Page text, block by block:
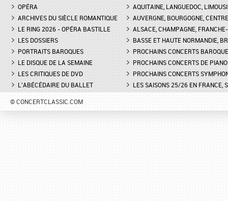
OPÉRA
ARCHIVES DU SIÈCLE ROMANTIQUE
LE RING 2026 - OPÉRA BASTILLE
LES DOSSIERS
PORTRAITS BAROQUES
LE DISQUE DE LA SEMAINE
LES CRITIQUES DE DVD
L'ABÉCÉDAIRE DU BALLET
AQUITAINE, LANGUEDOC,
AUVERGNE, BOURGOGNE, CENTRE
ALSACE, CHAMPAGNE,
BASSE ET HAUTE NORMANDIE,
PROCHAINS CONCERTS
PROCHAINS CONCERTS DE PIANO
PROCHAINS CONCERTS
LES SAISONS 25/26 EN FRANCE,
© CONCERTCLASSIC.COM